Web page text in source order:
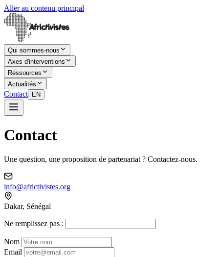
Aller au contenu principal
Qui sommes-nous
Axes d'interventions
Ressources
Actualités
Contact EN
Contact
Une question, une proposition de partenariat ? Contactez-nous.
info@africtivistes.org
Dakar, Sénégal
Ne remplissez pas :
Nom
Email